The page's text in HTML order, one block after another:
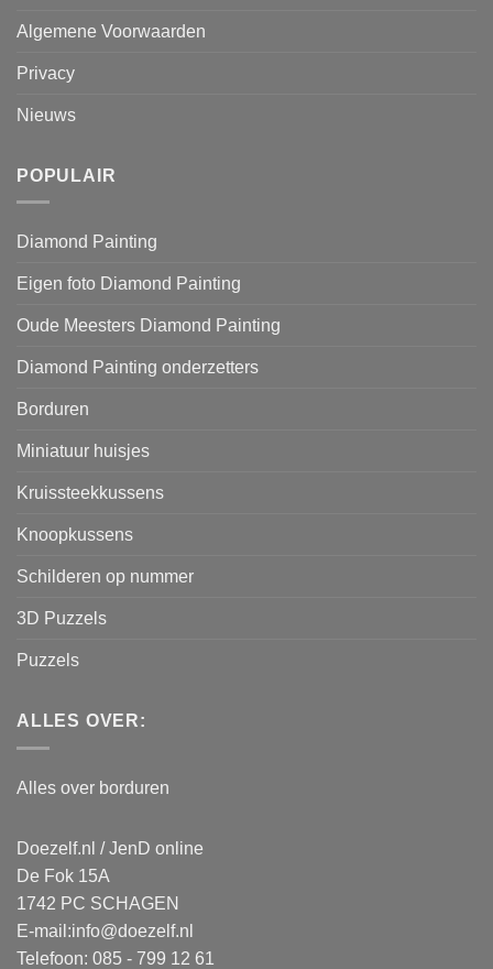
Algemene Voorwaarden
Privacy
Nieuws
POPULAIR
Diamond Painting
Eigen foto Diamond Painting
Oude Meesters Diamond Painting
Diamond Painting onderzetters
Borduren
Miniatuur huisjes
Kruissteekkussens
Knoopkussens
Schilderen op nummer
3D Puzzels
Puzzels
ALLES OVER:
Alles over borduren
Doezelf.nl / JenD online
De Fok 15A
1742 PC SCHAGEN
E-mail:info@doezelf.nl
Telefoon: 085 - 799 12 61